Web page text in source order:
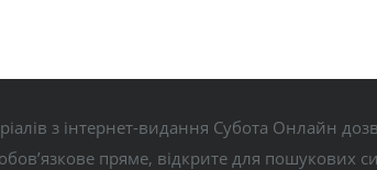
з інтернет-видання Субота Онлайн
пряме, відкрите для пошукових